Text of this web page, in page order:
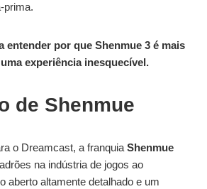
prima.
entender por que Shenmue 3 é mais
experiência inesquecível.
de Shenmue
o Dreamcast, a franquia Shenmue
na indústria de jogos ao
aberto altamente detalhado e um